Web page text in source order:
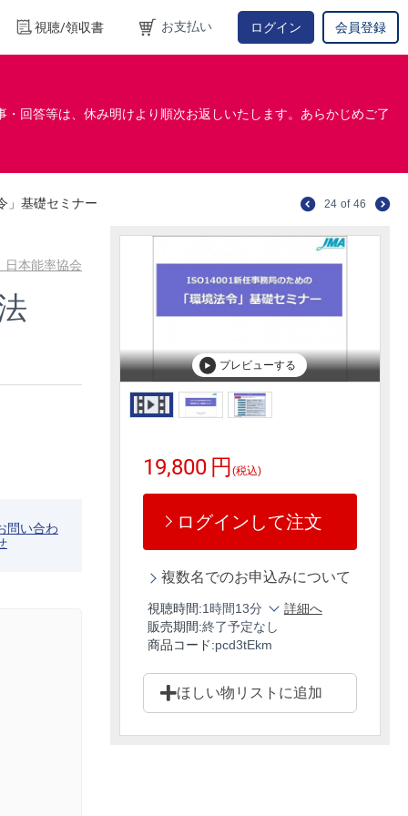
視聴/領収書 お支払い ログイン 会員登録
回答等は、休み明けより順次お返しいたします。あらかじめご了
」基礎セミナー 24 of 46
プレビューする
本能率協会
19,800 円 (税込)
ログインして注文
複数名でのお申込みについて
視聴時間:1時間13分
詳細へ
販売期間:終了予定なし
商品コード:pcd3tEkm
ほしい物リストに追加
問い合わ